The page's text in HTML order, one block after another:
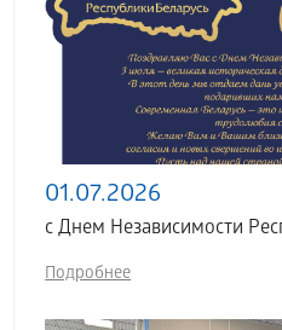
01.07.2026
с Днем Независимости
Подробнее